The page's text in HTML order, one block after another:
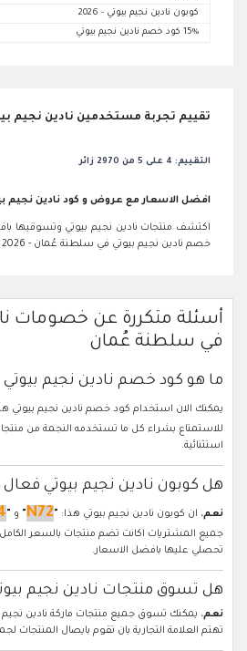
كوبون نادين نجيم بيوتي - 2026
15% كود خصم نادين نجيم بيوتي
تقييم تجربة مستخدمين نادين نجيم
التقييم: 4 على 5 من 2970 زائر
افضل الاسعار مع عروض و كود نادين نجيم
اكتشف منتجات نادين نجيم بيوتي
خصم نادين نجيم بيوتي في سلطنة عُمان - 2026
أسئلة متكررة عن خصومات
في سلطنة عُمان
ما هو كود خصم نادين نجيم
يمكنك الان استخدام كود خصم نادين نجيم بيوتي
للاستمتاع بشراء كل ما تستخدمه النجمة من
استثنائية.
هل كوبون نادين نجيم بيوتي
نعم، ان كوبون نادين نجيم بيوتي هذا: "
N72
" و "
جميع المشتريات اكانت تضم منتجات بالسعر
تحصلي عليها بافضل الاسعار.
هل تسوق منتجات نادين نجيم
نعم، يمكنك تسوق جميع منتجات ماركة نادين
تهتم العلامة التجارية بان تقوم بايصال المنتجات